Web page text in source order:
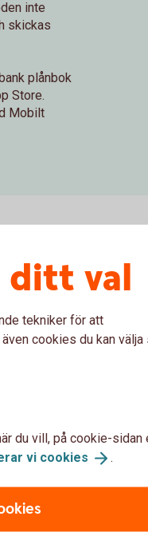
inte
skickas
plånbok
Store.
Mobilt
i
gör du som
att vårdnadshavaren
internetbanken kan du,
ditt val
tekniker för att
cookies du kan välja
du vill, på cookie-sidan
vi cookies .